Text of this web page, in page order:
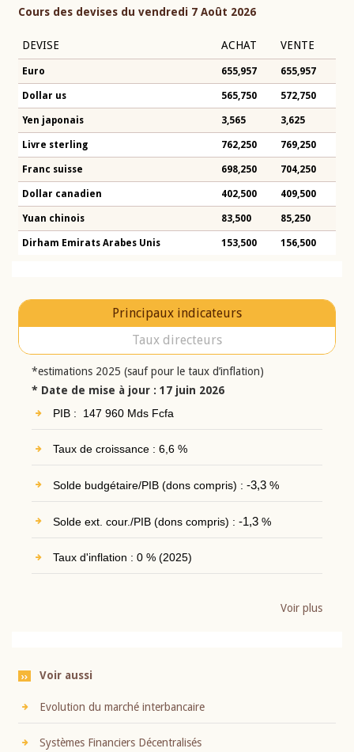
Cours des devises du vendredi 7 Août 2026
DEVISE ACHAT VENTE
Euro 655,957 655,957
Dollar us 565,750 572,750
Yen japonais 3,565 3,625
Livre sterling 762,250 769,250
Franc suisse 698,250 704,250
Dollar canadien 402,500 409,500
Yuan chinois 83,500 85,250
Dirham Emirats Arabes Unis 153,500 156,500
Principaux indicateurs
Taux directeurs
*estimations 2025 (sauf pour le taux d’inflation)
* Date de mise à jour : 17 juin 2026
PIB : 147 960 Mds Fcfa
Taux de croissance : 6,6 %
Solde budgétaire/PIB (dons compris) : -3,3%
Solde ext. cour./PIB (dons compris) : -1,3%
Taux d'inflation : 0 % (2025)
Voir plus
Voir aussi
Evolution du marché interbancaire
Systèmes Financiers Décentralisés